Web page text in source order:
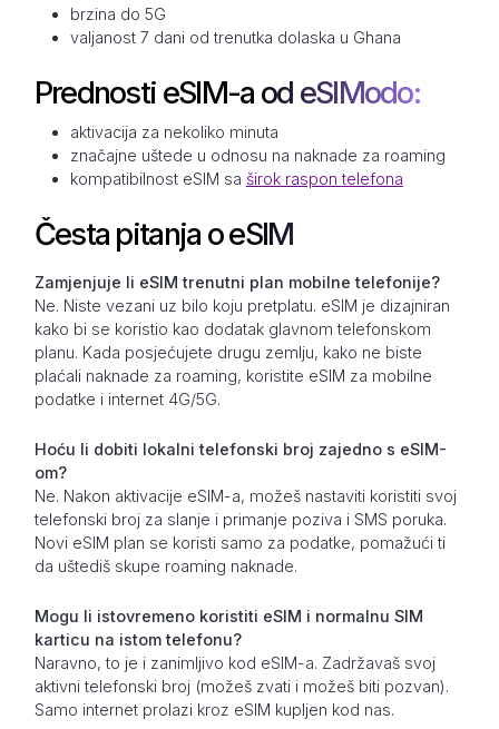
brzina do 5G
valjanost 7 dani od trenutka dolaska u Ghana
Prednosti eSIM-a od eSIModo:
aktivacija za nekoliko minuta
značajne uštede u odnosu na naknade za roaming
kompatibilnost eSIM sa širok raspon telefona
Česta pitanja o eSIM
Zamjenjuje li eSIM trenutni plan mobilne telefonije?
Ne. Niste vezani uz bilo koju pretplatu. eSIM je dizajniran
kako bi se koristio kao dodatak glavnom telefonskom
planu. Kada posjećujete drugu zemlju, kako ne biste
plaćali naknade za roaming, koristite eSIM za mobilne
podatke i internet 4G/5G.
Hoću li dobiti lokalni telefonski broj zajedno s eSIM-
om?
Ne. Nakon aktivacije eSIM-a, možeš nastaviti koristiti svoj
telefonski broj za slanje i primanje poziva i SMS poruka.
Novi eSIM plan se koristi samo za podatke, pomažući ti
da uštediš skupe roaming naknade.
Mogu li istovremeno koristiti eSIM i normalnu SIM
karticu na istom telefonu?
Naravno, to je i zanimljivo kod eSIM-a. Zadržavaš svoj
aktivni telefonski broj (možeš zvati i možeš biti pozvan).
Samo internet prolazi kroz eSIM kupljen kod nas.